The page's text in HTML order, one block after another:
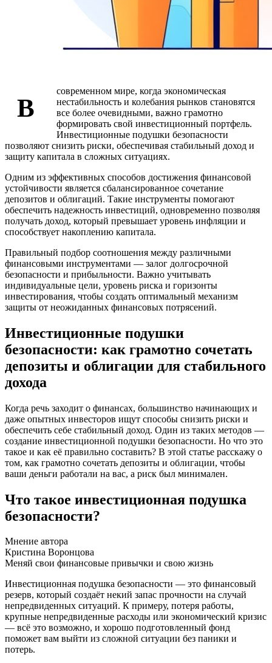
В
современном мире, когда экономическая
нестабильность и колебания рынков становятся
все более очевидными, важно грамотно
формировать свой инвестиционный портфель.
Инвестиционные подушки безопасности
позволяют снизить риски, обеспечивая стабильный доход и
защиту капитала в сложных ситуациях.
Одним из эффективных способов достижения финансовой
устойчивости является сбалансированное сочетание
депозитов и облигаций. Такие инструменты помогают
обеспечить надежность инвестиций, одновременно позволяя
получать доход, который превышает уровень инфляции и
способствует накоплению капитала.
Правильный подбор соотношения между различными
финансовыми инструментами — залог долгосрочной
безопасности и прибыльности. Важно учитывать
индивидуальные цели, уровень риска и горизонты
инвестирования, чтобы создать оптимальный механизм
защиты от неожиданных финансовых потрясений.
Инвестиционные подушки
безопасности: как грамотно сочетать
депозиты и облигации для стабильного
дохода
Когда речь заходит о финансах, большинство начинающих и
даже опытных инвесторов ищут способы снизить риски и
обеспечить себе стабильный доход. Один из таких методов —
создание инвестиционной подушки безопасности. Но что это
такое и как её правильно составить? В этой статье расскажу о
том, как грамотно сочетать депозиты и облигации, чтобы
ваши деньги работали на вас, а риск был минимален.
Что такое инвестиционная подушка
безопасности?
Мнение автора
Кристина Воронцова
Меняй свои финансовые привычки и свою жизнь
Инвестиционная подушка безопасности — это финансовый
резерв, который создаёт некий запас прочности на случай
непредвиденных ситуаций. К примеру, потеря работы,
крупные непредвиденные расходы или экономический кризис
— всё это возможно, и хорошо подготовленный фонд
поможет вам выйти из сложной ситуации без паники и
потерь.